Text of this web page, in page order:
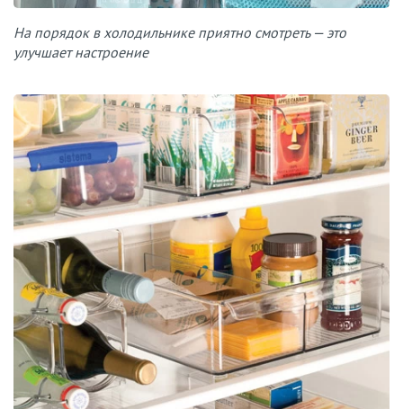
На порядок в холодильнике приятно смотреть — это
улучшает настроение